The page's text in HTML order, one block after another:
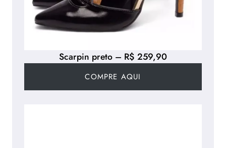
Scarpin preto – R$ 259,90
COMPRE AQUI